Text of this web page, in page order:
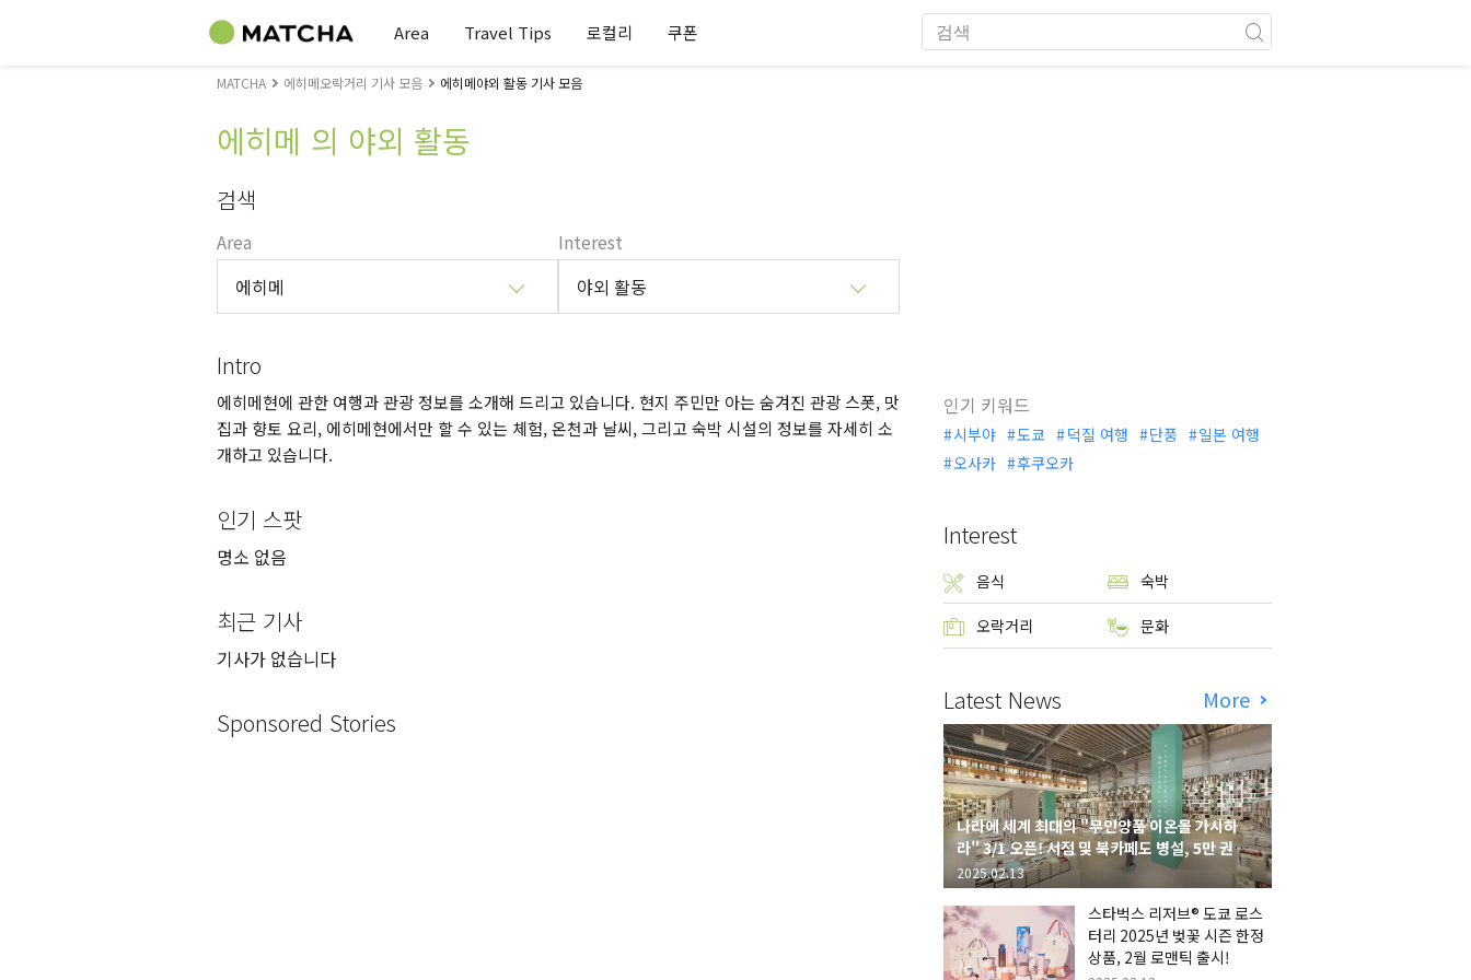
Area Travel Tips 로컬리 쿠폰
MATCHA 에히메오락거리 기사 모음 에히메야외 활동 기사 모음
에히메 의 야외 활동
검색
Area
에히메
Interest
야외 활동
Intro
에히메현에 관한 여행과 관광 정보를 소개해 드리고 있습니다. 현지 주민만 아는 숨겨진 관광 스폿, 맛
집과 향토 요리, 에히메현에서만 할 수 있는 체험, 온천과 날씨, 그리고 숙박 시설의 정보를 자세히 소
개하고 있습니다.
인기 스팟
명소 없음
최근 기사
기사가 없습니다
Sponsored Stories
인기 키워드
시부야 도쿄 덕질 여행 단풍
일본 여행
오사카
후쿠오카
Interest
음식 숙박
오락거리 문화
Latest News More
나라에 세계 최대의 "무인양품 이온몰 가시하
라" 3/1 오픈! 서점 및 북카페도 병설, 5만 권의
"가시하라 서점"도 출점
2025.02.13
스타벅스 리저브® 도쿄 로스
터리 2025년 벚꽃 시즌 한정
상품, 2월 로맨틱 출시!